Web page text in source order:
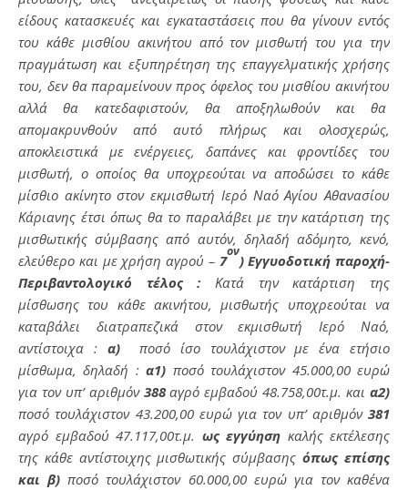
είδους κατασκευές και εγκαταστάσεις που θα γίνουν εντός
του κάθε μισθίου ακινήτου από τον μισθωτή του για την
πραγμάτωση και εξυπηρέτηση της επαγγελματικής χρήσης
του, δεν θα παραμείνουν προς όφελος του μισθίου ακινήτου
αλλά θα κατεδαφιστούν, θα αποξηλωθούν και θα
απομακρυνθούν από αυτό πλήρως και ολοσχερώς,
αποκλειστικά με ενέργειες, δαπάνες και φροντίδες του
μισθωτή, ο οποίος θα υποχρεούται να αποδώσει το κάθε
μίσθιο ακίνητο στον εκμισθωτή Ιερό Ναό Αγίου Αθανασίου
Κάριανης έτσι όπως θα το παραλάβει με την κατάρτιση της
μισθωτικής σύμβασης από αυτόν, δηλαδή αδόμητο, κενό,
ελεύθερο και με χρήση αγρού – 7
ον
) Εγγυοδοτική παροχή-
Περιβαντολογικό τέλος : Κατά την κατάρτιση της
μίσθωσης του κάθε ακινήτου, μισθωτής υποχρεούται να
καταβάλει διατραπεζικά στον εκμισθωτή Ιερό Ναό,
αντίστοιχα :α)ποσό ίσο τουλάχιστον με ένα ετήσιο
μίσθωμα, δηλαδή :α1) ποσό τουλάχιστον 45.000,00 ευρώ
για τον υπ’ αριθμόν 388αγρό εμβαδού 48.758,00τ.μ. καια2)
ποσό τουλάχιστον 43.200,00 ευρώ για τον υπ’ αριθμόν 381
αγρό εμβαδού 47.117,00τ.μ. ως εγγύηση καλής εκτέλεσης
της κάθε αντίστοιχης μισθωτικής σύμβασηςόπως επίσης
και β)ποσό τουλάχιστον 60.000,00 ευρώ για τον καθένα